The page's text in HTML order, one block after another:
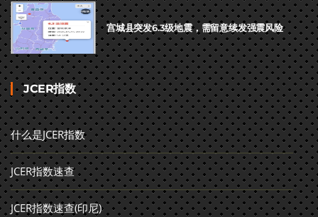
宫城县突发6.3级地震，需留意续发强震风险
JCER指数
什么是JCER指数
JCER指数速查
JCER指数速查(印尼)